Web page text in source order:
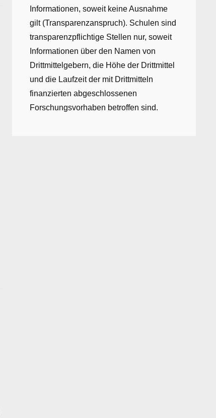
Informationen, soweit keine Ausnahme
gilt (Transparenzanspruch). Schulen sind
transparenzpflichtige Stellen nur, soweit
Informationen über den Namen von
Drittmittelgebern, die Höhe der Drittmittel
und die Laufzeit der mit Drittmitteln
finanzierten abgeschlossenen
Forschungsvorhaben betroffen sind.